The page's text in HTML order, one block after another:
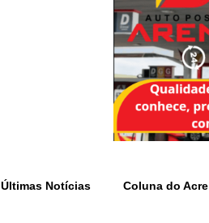
Últimas Notícias Coluna do Acre